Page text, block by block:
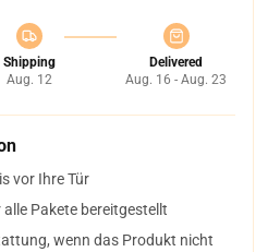
Shipping
Aug. 12
Delivered
Aug. 16 - Aug. 23
vor Ihre Tür
Pakete bereitgestellt
wenn das Produkt nicht